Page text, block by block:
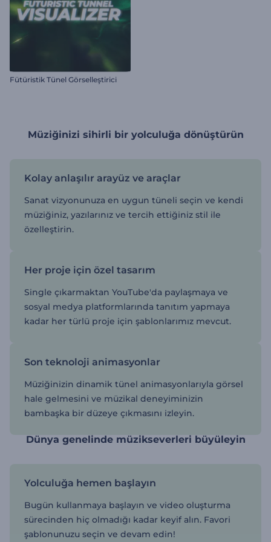
Fütüristik Tünel Görselleştirici
Müziğinizi sihirli bir yolculuğa dönüştürün
Kolay anlaşılır arayüz ve araçlar
Sanat vizyonunuza en uygun tüneli seçin ve kendi
müziğiniz, yazılarınız ve tercih ettiğiniz stil ile
özelleştirin.
Her proje için özel tasarım
Single çıkarmaktan YouTube'da paylaşmaya ve
sosyal medya platformlarında tanıtım yapmaya
kadar her türlü proje için şablonlarımız mevcut.
Son teknoloji animasyonlar
Müziğinizin dinamik tünel animasyonlarıyla görsel
hale gelmesini ve müzikal deneyiminizin
bambaşka bir düzeye çıkmasını izleyin.
Dünya genelinde müzikseverleri büyüleyin
Yolculuğa hemen başlayın
Bugün kullanmaya başlayın ve video oluşturma
sürecinden hiç olmadığı kadar keyif alın. Favori
şablonunuzu seçin ve devam edin!